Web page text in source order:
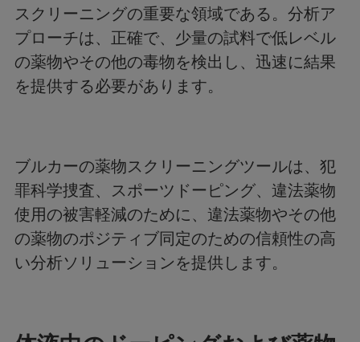
スクリーニングの重要な領域である。分析ア
プローチは、正確で、少量の試料で低レベル
の薬物やその他の毒物を検出し、迅速に結果
を提供する必要があります。
ブルカーの薬物スクリーニングツールは、犯
罪科学捜査、スポーツドーピング、違法薬物
使用の被害軽減のために、違法薬物やその他
の薬物のポジティブ同定のための信頼性の高
い分析ソリューションを提供します。